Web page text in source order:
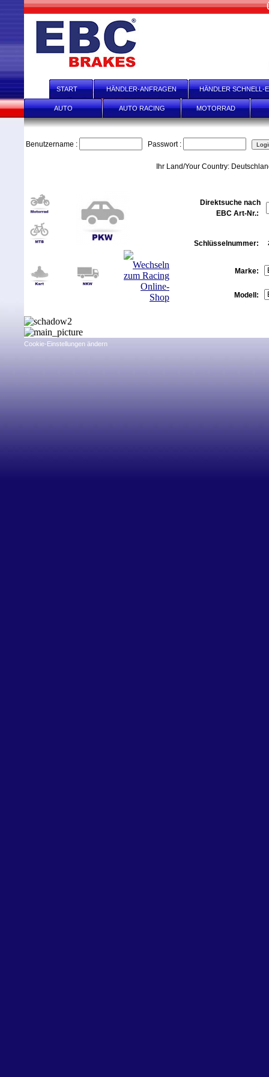
START HÄNDLER-ANFRAGEN HÄNDLER SCHNELL-
AUTO AUTO RACING MOTORRAD
Benutzername : Passwort :
Ihr Land/Your Country:
Direktsuche nach
EBC Art-Nr.:
Schlüsselnummer:
Marke:
Modell:
Cookie-Einstellungen ändern